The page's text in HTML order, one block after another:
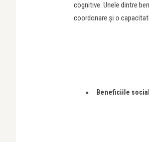
cognitive. Unele dintre
coordonare și o
Beneficiile